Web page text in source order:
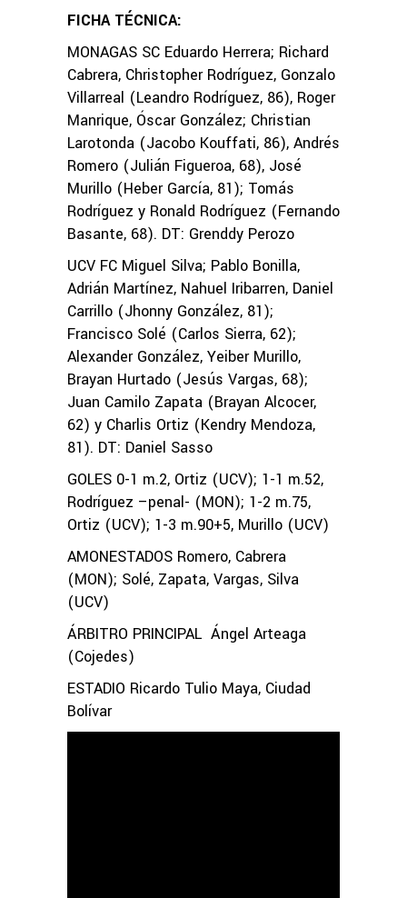
FICHA TÉCNICA:
MONAGAS SC Eduardo Herrera; Richard
Cabrera, Christopher Rodríguez, Gonzalo
Villarreal (Leandro Rodríguez, 86), Roger
Manrique, Óscar González; Christian
Larotonda (Jacobo Kouffati, 86), Andrés
Romero (Julián Figueroa, 68), José
Murillo (Heber García, 81); Tomás
Rodríguez y Ronald Rodríguez (Fernando
Basante, 68). DT: Grenddy Perozo
UCV FC Miguel Silva; Pablo Bonilla,
Adrián Martínez, Nahuel Iribarren, Daniel
Carrillo (Jhonny González, 81);
Francisco Solé (Carlos Sierra, 62);
Alexander González, Yeiber Murillo,
Brayan Hurtado (Jesús Vargas, 68);
Juan Camilo Zapata (Brayan Alcocer,
62) y Charlis Ortiz (Kendry Mendoza,
81). DT: Daniel Sasso
GOLES 0-1 m.2, Ortiz (UCV); 1-1 m.52,
Rodríguez –penal- (MON); 1-2 m.75,
Ortiz (UCV); 1-3 m.90+5, Murillo (UCV)
AMONESTADOS Romero, Cabrera
(MON); Solé, Zapata, Vargas, Silva
(UCV)
ÁRBITRO PRINCIPAL Ángel Arteaga
(Cojedes)
ESTADIO Ricardo Tulio Maya, Ciudad
Bolívar